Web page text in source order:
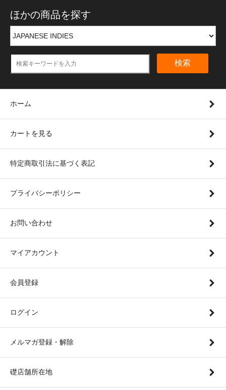
ほかの商品を探す
検索
ホーム
カートを見る
特定商取引法に基づく表記
プライバシーポリシー
お問い合わせ
マイアカウント
会員登録
ログイン
メルマガ登録・解除
礎店舗所在地